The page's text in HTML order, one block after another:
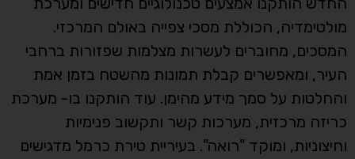
מולטימדיה, הכוללת מסכי צפייה באולם המרכזי.
המסכים, מחוברים לעשרות מצלמות שפזורות ברחבי
העיר, ומאפשרים קבלת תמונות מהשטח בזמן אמת
והחלטות על סמך מידע מהימן. עוד הותקנו בו- מערכת
כריזה מרכזית, מערכות קשר ותקשוב פנימיות
וחיצוניות, ומוקד "רואה". בעיריית טירת כרמל מדגישים